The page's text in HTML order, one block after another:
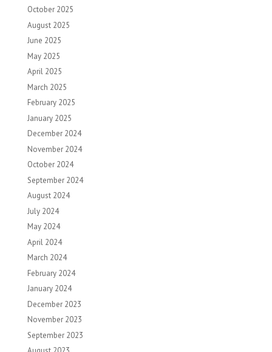
October 2025
August 2025
June 2025
May 2025
April 2025
March 2025
February 2025
January 2025
December 2024
November 2024
October 2024
September 2024
August 2024
July 2024
May 2024
April 2024
March 2024
February 2024
January 2024
December 2023
November 2023
September 2023